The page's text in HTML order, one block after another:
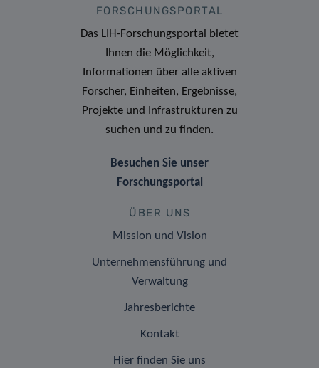
FORSCHUNGSPORTAL
Das LIH-Forschungsportal bietet
Ihnen die Möglichkeit,
Informationen über alle aktiven
Forscher, Einheiten, Ergebnisse,
Projekte und Infrastrukturen zu
suchen und zu finden.
Besuchen Sie unser
Forschungsportal
ÜBER UNS
Mission und Vision
Unternehmensführung und
Verwaltung
Jahresberichte
Kontakt
Hier finden Sie uns